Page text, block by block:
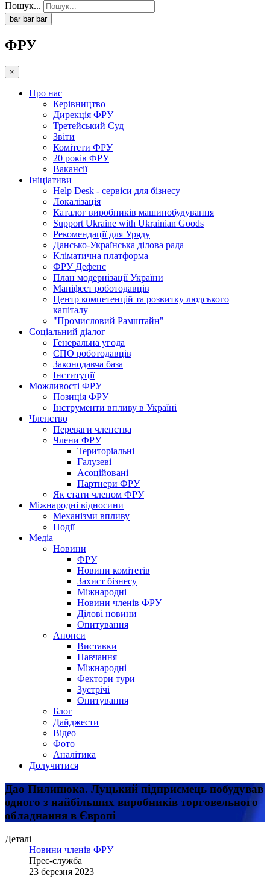
Пошук...
bar bar bar
ФРУ
×
Про нас
Керівництво
Дирекція ФРУ
Третейський Суд
Звіти
Комітети ФРУ
20 років ФРУ
Вакансії
Ініціативи
Help Desk - сервіси для бізнесу
Локалізація
Каталог виробників машинобудування
Support Ukraine with Ukrainian Goods
Рекомендації для Уряду
Дансько-Українська ділова рада
Кліматична платформа
ФРУ Дефенс
План модернізації України
Маніфест роботодавців
Центр компетенцій та розвитку людського
капіталу
"Промисловий Рамштайн"
Соціальний діалог
Генеральна угода
СПО роботодавців
Законодавча база
Інституції
Можливості ФРУ
Позиція ФРУ
Інструменти впливу в Україні
Членство
Переваги членства
Члени ФРУ
Територіальні
Галузеві
Асоційовані
Партнери ФРУ
Як стати членом ФРУ
Міжнародні відносини
Механізми впливу
Події
Медіа
Новини
ФРУ
Новини комітетів
Захист бізнесу
Міжнародні
Новини членів ФРУ
Ділові новини
Опитування
Анонси
Виставки
Навчання
Міжнародні
Фектори тури
Зустрічі
Опитування
Блог
Дайджести
Відео
Фото
Аналітика
Долучитися
Дао Пилипюка. Луцький підприємець побудував
одного з найбільших виробників торговельного
обладнання в Європі
Деталі
Новини членів ФРУ
Прес-служба
23 березня 2023